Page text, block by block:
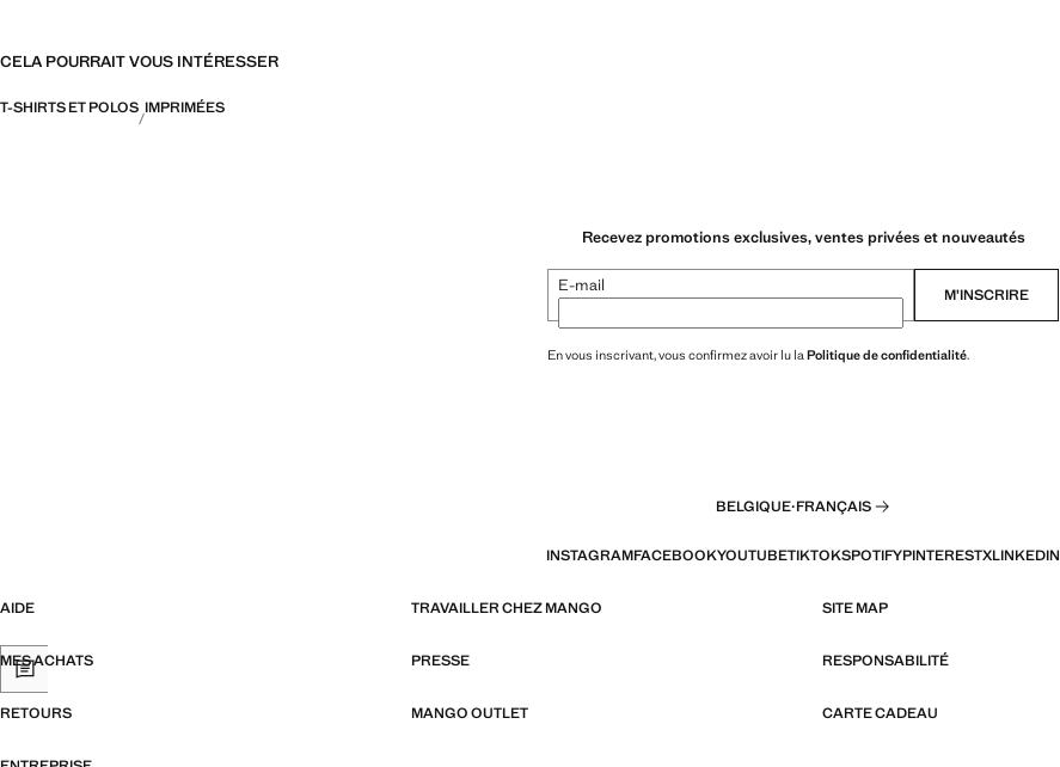
CELA POURRAIT VOUS INTÉRESSER
T-SHIRTS ET POLOS IMPRIMÉES
Recevez promotions exclusives, ventes privées et nouveautés
E-mail M’INSCRIRE
En vous inscrivant, vous confirmez avoir lu laPolitique de confidentialité.
BELGIQUE·FRANÇAIS
INSTAGRAMFACEBOOKYOUTUBETIKTOKSPOTIFYPINTERESTXLINKEDIN
AIDE TRAVAILLER CHEZ MANGO SITE MAP
MES ACHATS PRESSE RESPONSABILITÉ
RETOURS MANGO OUTLET CARTE CADEAU